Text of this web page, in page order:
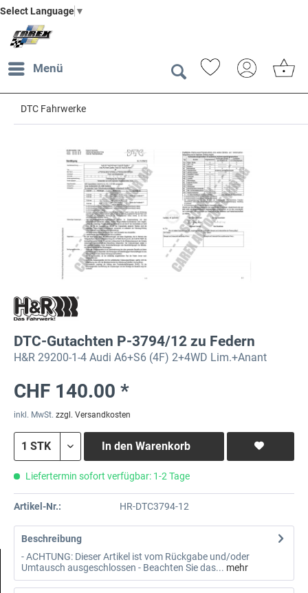
Select Language ▼
Menü
DTC Fahrwerke
DTC-Gutachten P-3794/12 zu Federn
H&R 29200-1-4 Audi A6+S6 (4F) 2+4WD Lim.+Anant
CHF 140.00 *
inkl. MwSt. zzgl. Versandkosten
In den Warenkorb
Liefertermin sofort verfügbar: 1-2 Tage
Artikel-Nr.: HR-DTC3794-12
Beschreibung
- ACHTUNG: Dieser Artikel ist vom Rückgabe und/oder
Umtausch ausgeschlossen - Beachten Sie das... mehr